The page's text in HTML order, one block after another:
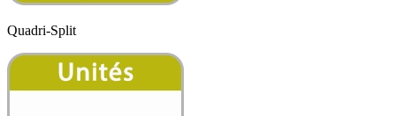
Quadri-Split